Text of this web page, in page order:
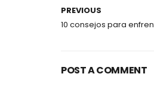
PREVIOUS
10 consejos para
POST A COMMENT